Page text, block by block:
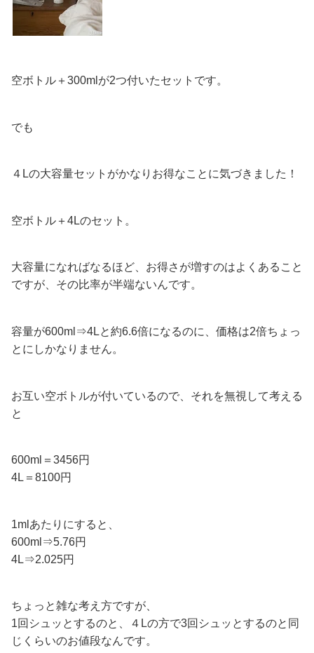
空ボトル＋300mlが2つ付いたセットです。
でも
４Lの大容量セットがかなりお得なことに気づきました！
空ボトル＋4Lのセット。
大容量になればなるほど、お得さが増すのはよくあること
ですが、その比率が半端ないんです。
容量が600ml⇒4Lと約6.6倍になるのに、価格は2倍ちょっ
とにしかなりません。
お互い空ボトルが付いているので、それを無視して考える
と
600ml＝3456円
4L＝8100円
1mlあたりにすると、
600ml⇒5.76円
4L⇒2.025円
ちょっと雑な考え方ですが、
1回シュッとするのと、４Lの方で3回シュッとするのと同
じくらいのお値段なんです。